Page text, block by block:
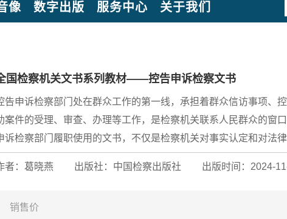
像 数字出版 服务中心 关于我们
国检察机关文书系列教材——控告申诉检察文书
告申诉检察部门处在群众工作的第一线，承担着群众信访事项、
案件的受理、审查、办理等工作，是检察机关联系人民群众的窗
诉检察部门履职使用的文书，不仅是检察机关对事实认定和对法
者：葛晓燕 出版社：中国检察出版社 出版时间：2024-
销售价